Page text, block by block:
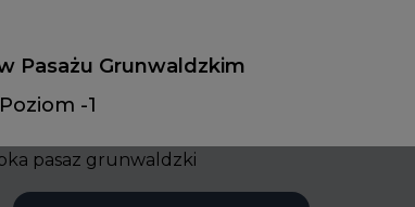
Pasażu Grunwaldzkim
Poziom -1